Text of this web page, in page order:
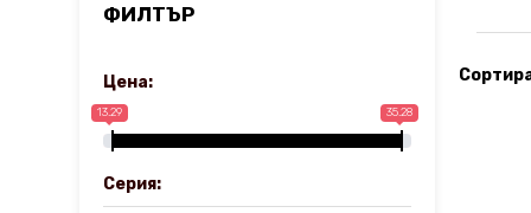
ФИЛТЪР
Цена:
13.29 35.28
Серия: